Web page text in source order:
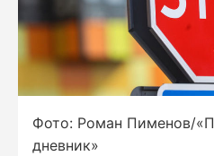
Фото: Роман Пименов/
дневник»